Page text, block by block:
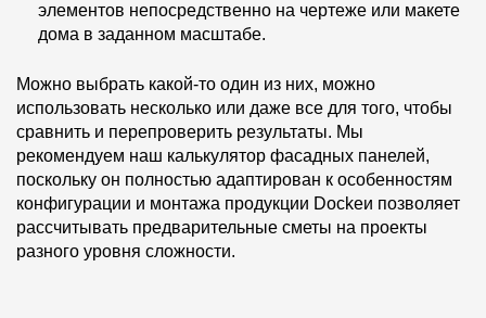
Цены
Компания
О компании
Контакты
Контроль качества кровли
Качество фасадов
элементов непосредственно на чертеже или макете
дома в заданном масштабе.
Можно выбрать какой-то один из них, можно
использовать несколько или даже все для того, чтобы
сравнить и перепроверить результаты. Мы
рекомендуем наш калькулятор фасадных панелей,
поскольку он полностью адаптирован к особенностям
конфигурации и монтажа продукции Dockeи позволяет
рассчитывать предварительные сметы на проекты
разного уровня сложности.